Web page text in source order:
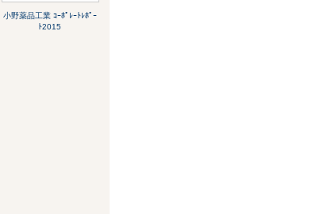
小野薬品工業 ｺｰﾎﾟﾚｰﾄﾚﾎﾟｰ
ﾄ2015